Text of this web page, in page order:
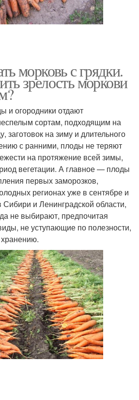
морковь с грядки.
зрелость моркови
и огородники отдают
сортам, подходящим на
заготовок на зиму и длительного
с ранними, плоды не теряют
на протяжение всей зимы,
вегетации. А главное — плоды
первых заморозков,
регионах уже в сентябре и
и Ленинградской области,
не выбирают, предпочитая
не уступающие по полезности,